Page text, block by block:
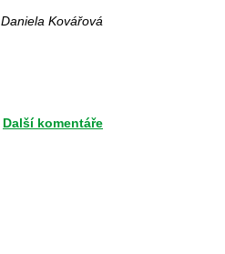
Daniela Kovářová
Další komentáře